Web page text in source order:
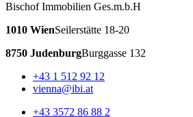
Bischof Immobilien Ges.m.b.H
1010 WienSeilerstätte 18-20
8750 JudenburgBurggasse 132
+43 1 512 92 12
vienna@ibi.at
+43 3572 86 88 2